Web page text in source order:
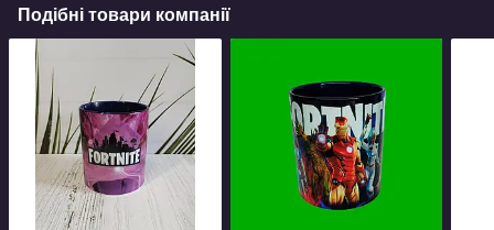
Подібні товари компанії